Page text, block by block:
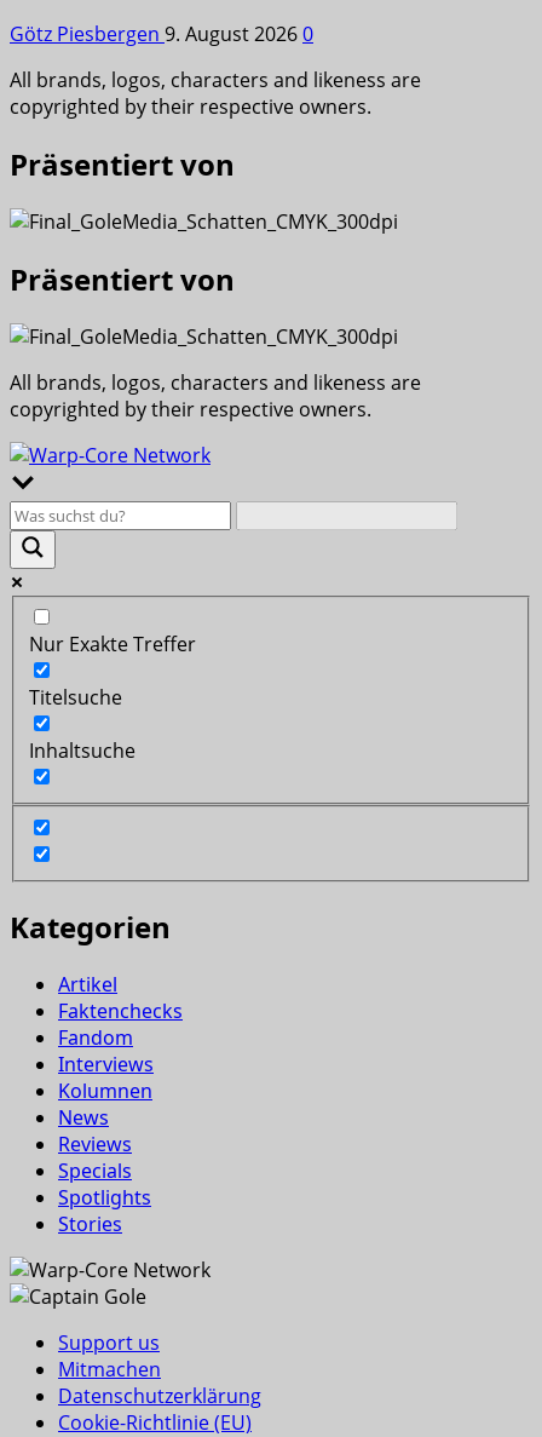
Götz Piesbergen 9. August 20260
All brands, logos, characters and likeness are
copyrighted by their respective owners.
Präsentiert von
Präsentiert von
All brands, logos, characters and likeness are
copyrighted by their respective owners.
Nur Exakte Treffer
Titelsuche
Inhaltsuche
Kategorien
Artikel
Faktenchecks
Fandom
Interviews
Kolumnen
News
Reviews
Specials
Spotlights
Stories
Support us
Mitmachen
Datenschutzerklärung
Cookie-Richtlinie (EU)